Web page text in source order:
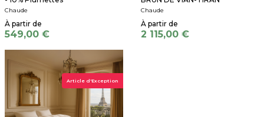
Chaude
549,00 €
Chaude
2 115,00 €
Article d'Exception